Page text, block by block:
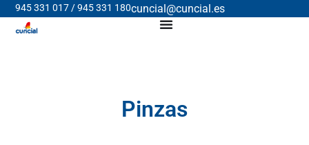
945 331 017 / 945 331 180cuncial@cuncial.es
Pinzas